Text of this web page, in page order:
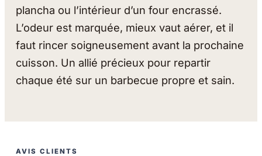
plancha ou l’intérieur d’un four encrassé.
L’odeur est marquée, mieux vaut aérer, et il
faut rincer soigneusement avant la prochaine
cuisson. Un allié précieux pour repartir
chaque été sur un barbecue propre et sain.
AVIS CLIENTS